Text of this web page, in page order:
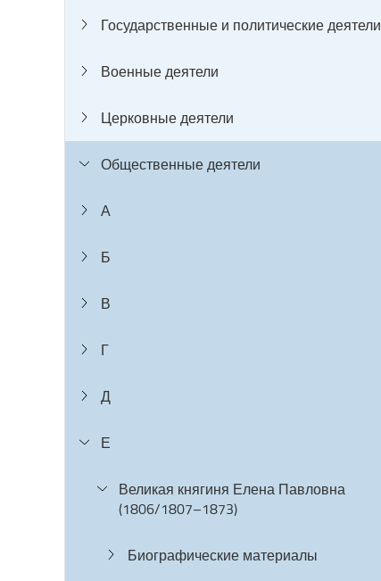
Государственные и политические деятели
Военные деятели
Церковные деятели
Общественные деятели
А
Б
В
Г
Д
Е
Великая княгиня Елена Павловна
(1806/1807–1873)
Биографические материалы